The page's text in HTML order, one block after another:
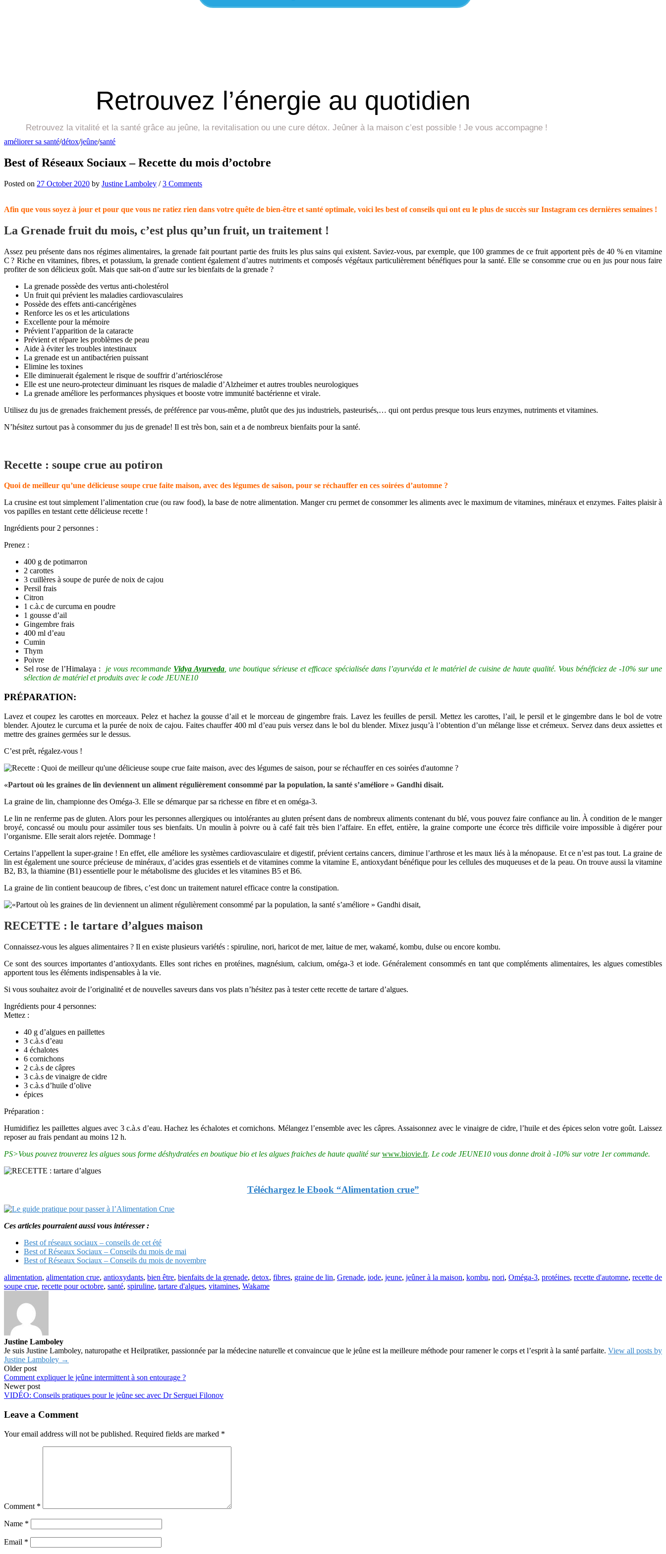
Retrouvez l’énergie au quotidien
Retrouvez la vitalité et la santé grâce au jeûne, la revitalisation ou une cure détox. Jeûner à la maison c’est possible ! Je vous accompagne !
améliorer sa santé/détox/jeûne/santé
Best of Réseaux Sociaux – Recette du mois d’octobre
Posted on 27 October 2020 by Justine Lamboley /3 Comments
Afin que vous soyez à jour et pour que vous ne ratiez rien dans votre quête de bien-être et santé optimale, voici les best of conseils qui ont eu le plus de succès sur Instagram ces dernières semaines !
La Grenade fruit du mois, c’est plus qu’un fruit, un traitement !
Assez peu présente dans nos régimes alimentaires, la grenade fait pourtant partie des fruits les plus sains qui existent. Saviez-vous, par exemple, que 100 grammes de ce fruit apportent près de 40 % en vitamine
C ? Riche en vitamines, fibres, et potassium, la grenade contient également d’autres nutriments et composés végétaux particulièrement bénéfiques pour la santé. Elle se consomme crue ou en jus pour nous faire
profiter de son délicieux goût. Mais que sait-on d’autre sur les bienfaits de la grenade ?
La grenade possède des vertus anti-cholestérol
Un fruit qui prévient les maladies cardiovasculaires
Possède des effets anti-cancérigènes
Renforce les os et les articulations
Excellente pour la mémoire
Prévient l’apparition de la cataracte
Prévient et répare les problèmes de peau
Aide à éviter les troubles intestinaux
La grenade est un antibactérien puissant
Elimine les toxines
Elle diminuerait également le risque de souffrir d’artériosclérose
Elle est une neuro-protecteur diminuant les risques de maladie d’Alzheimer et autres troubles neurologiques
La grenade améliore les performances physiques et booste votre immunité bactérienne et virale.
Utilisez du jus de grenades fraichement pressés, de préférence par vous-même, plutôt que des jus industriels, pasteurisés,… qui ont perdus presque tous leurs enzymes, nutriments et vitamines.
N’hésitez surtout pas à consommer du jus de grenade! Il est très bon, sain et a de nombreux bienfaits pour la santé.
Recette : soupe crue au potiron
Quoi de meilleur qu’une délicieuse soupe crue faite maison, avec des légumes de saison, pour se réchauffer en ces soirées d’automne ?
La crusine est tout simplement l’alimentation crue (ou raw food), la base de notre alimentation. Manger cru permet de consommer les aliments avec le maximum de vitamines, minéraux et enzymes. Faites plaisir à
vos papilles en testant cette délicieuse recette !
Ingrédients pour 2 personnes :
Prenez :
400 g de potimarron
2 carottes
3 cuillères à soupe de purée de noix de cajou
Persil frais
Citron
1 c.à.c de curcuma en poudre
1 gousse d’ail
Gingembre frais
400 ml d’eau
Cumin
Thym
Poivre
Sel rose de l’Himalaya : je vous recommande VidyaAyurveda, une boutique sérieuse et efficace spécialisée dans l’ayurvéda et le matériel de cuisine de haute qualité. Vous bénéficiez de -10% sur une
sélection de matériel et produits avec le code JEUNE10
PRÉPARATION:
Lavez et coupez les carottes en morceaux. Pelez et hachez la gousse d’ail et le morceau de gingembre frais. Lavez les feuilles de persil. Mettez les carottes, l’ail, le persil et le gingembre dans le bol de votre
blender. Ajoutez le curcuma et la purée de noix de cajou. Faites chauffer 400 ml d’eau puis versez dans le bol du blender. Mixez jusqu’à l’obtention d’un mélange lisse et crémeux. Servez dans deux assiettes et
mettre des graines germées sur le dessus.
C’est prêt, régalez-vous !
«Partout où les graines de lin deviennent un aliment régulièrement consommé par la population, la santé s’améliore » Gandhi disait.
La graine de lin, championne des Oméga-3. Elle se démarque par sa richesse en fibre et en oméga-3.
Le lin ne renferme pas de gluten. Alors pour les personnes allergiques ou intolérantes au gluten présent dans de nombreux aliments contenant du blé, vous pouvez faire confiance au lin. À condition de le manger
broyé, concassé ou moulu pour assimiler tous ses bienfaits. Un moulin à poivre ou à café fait très bien l’affaire. En effet, entière, la graine comporte une écorce très difficile voire impossible à digérer pour
l’organisme. Elle serait alors rejetée. Dommage !
Certains l’appellent la super-graine ! En effet, elle améliore les systèmes cardiovasculaire et digestif, prévient certains cancers, diminue l’arthrose et les maux liés à la ménopause. Et ce n’est pas tout. La graine de
lin est également une source précieuse de minéraux, d’acides gras essentiels et de vitamines comme la vitamine E, antioxydant bénéfique pour les cellules des muqueuses et de la peau. On trouve aussi la vitamine
B2, B3, la thiamine (B1) essentielle pour le métabolisme des glucides et les vitamines B5 et B6.
La graine de lin contient beaucoup de fibres, c’est donc un traitement naturel efficace contre la constipation.
RECETTE : le tartare d’algues maison
Connaissez-vous les algues alimentaires ? Il en existe plusieurs variétés : spiruline, nori, haricot de mer, laitue de mer, wakamé, kombu, dulse ou encore kombu.
Ce sont des sources importantes d’antioxydants. Elles sont riches en protéines, magnésium, calcium, oméga‑3 et iode. Généralement consommés en tant que compléments alimentaires, les algues comestibles
apportent tous les éléments indispensables à la vie.
Si vous souhaitez avoir de l’originalité et de nouvelles saveurs dans vos plats n’hésitez pas à tester cette recette de tartare d’algues.
Ingrédients pour 4 personnes:
Mettez :
40 g d’algues en paillettes
3 c.à.s d’eau
4 échalotes
6 cornichons
2 c.à.s de câpres
3 c.à.s de vinaigre de cidre
3 c.à.s d’huile d’olive
épices
Préparation :
Humidifiez les paillettes algues avec 3 c.à.s d’eau. Hachez les échalotes et cornichons. Mélangez l’ensemble avec les câpres. Assaisonnez avec le vinaigre de cidre, l’huile et des épices selon votre goût. Laissez
reposer au frais pendant au moins 12 h.
PS>Vous pouvez trouverez les algues sous forme déshydratées en boutique bio et les algues fraiches de haute qualité surwww.biovie.fr. Le code JEUNE10 vous donne droit à -10% sur votre 1er commande.
Téléchargez le Ebook “Alimentation crue”
Ces articles pourraient aussi vous intéresser :
Best of réseaux sociaux – conseils de cet été
Best of Réseaux Sociaux – Conseils du mois de mai
Best of Réseaux Sociaux – Conseils du mois de novembre
alimentation, alimentation crue, antioxydants, bien être, bienfaits de la grenade, detox, fibres, graine de lin, Grenade, iode, jeune, jeûner à la maison, kombu, nori, Oméga-3, protéines, recette d'automne, recette de
soupe crue, recette pour octobre, santé, spiruline, tartare d'algues, vitamines, Wakame
Justine Lamboley
Je suis Justine Lamboley, naturopathe et Heilpratiker, passionnée par la médecine naturelle et convaincue que le jeûne est la meilleure méthode pour ramener le corps et l’esprit à la santé parfaite. View all posts by
Justine Lamboley →
Older post
Comment expliquer le jeûne intermittent à son entourage ?
Newer post
VIDÉO: Conseils pratiques pour le jeûne sec avec Dr Serguei Filonov
Leave a Comment
Your email address will not be published. Required fields are marked *
Comment *
Name *
Email *